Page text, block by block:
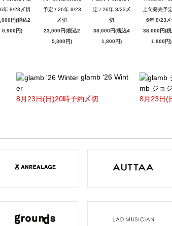
年 8/23〆切
円(税込2
0,900円)
予定 / 26年 8/23
〆切
23,000円(税込2
5,300円)
定 / 26年 8/23〆
切
38,000円(税込4
1,800円)
上旬発売予
6年 8/23〆
38,000円(
1,800円)
glamb '26 Wint
er
8月23日(日)20時予約〆切
mb ジョ
8月23日(